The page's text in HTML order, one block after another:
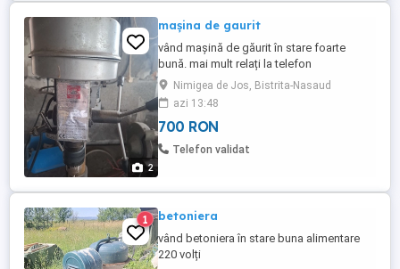
2
mașina de gaurit
vând mașină de găurit în stare foarte
bună. mai mult relați la telefon
Nimigea de Jos, Bistrita-Nasaud
azi 13:48
700 RON
Telefon validat
1 betoniera
vând betoniera în stare buna alimentare
220 volți